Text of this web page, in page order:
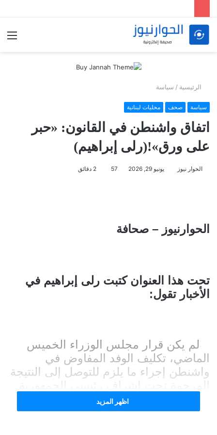
الرئيسية / سياسة
سياسة صحف محليات لبنانية
اتفاق واشنطن في القانون: «حبر
على ورق»!(رلى إبراهيم)
الحوار نيوز يونيو 29, 2026 57
الحوارنيوز – صحافة
تحت هذا العنوان كتبت رلى إبراهيم في
الأخبار تقول:
لم يكن قرار مجلس الوزراء الخميس
الماضي، تكليف الوفد المفاوض في
واشنطن إجراء ما يلزم للتوصل إلى النتيجة
والحكومة جوزيف عون ونواف سلام،
محض صدفة، ولا سيما أنه جاء قبل يوم
اظهر المزيد